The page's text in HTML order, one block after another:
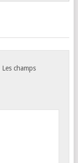
Les champs